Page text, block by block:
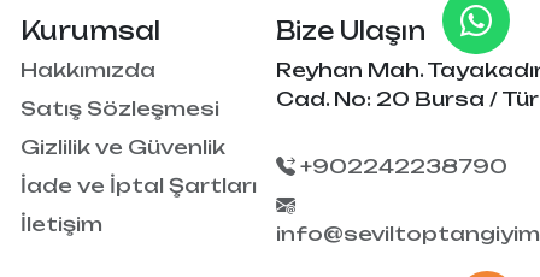
Kurumsal
Hakkımızda
Satış Sözleşmesi
Gizlilik ve Güvenlik
İade ve İptal Şartları
İletişim
Bize Ulaşın
Reyhan Mah.
Cad. No: 20 Bursa /
+902242238790